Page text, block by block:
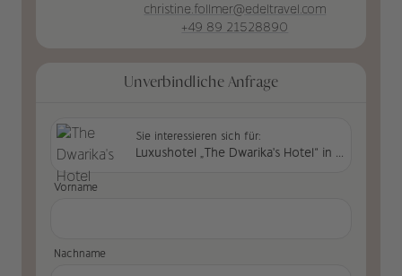
christine.follmer@edeltravel.com
+49 89 21528890
Unverbindliche Anfrage
Sie interessieren sich für:
Vorname
Nachname